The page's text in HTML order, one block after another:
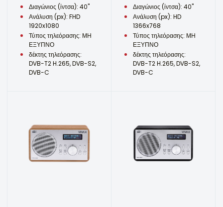
Διαγώνιος (ίντσα): 40"
Ανάλυση (px): FHD
1920x1080
Τύπος τηλεόρασης: ΜΗ
ΕΞΥΠΝΟ
δέκτης τηλεόρασης:
DVB-T2 H.265, DVB-S2,
DVB-C
Διαγώνιος (ίντσα): 40"
Ανάλυση (px): HD
1366x768
Τύπος τηλεόρασης: ΜΗ
ΕΞΥΠΝΟ
δέκτης τηλεόρασης:
DVB-T2 H.265, DVB-S2,
DVB-C